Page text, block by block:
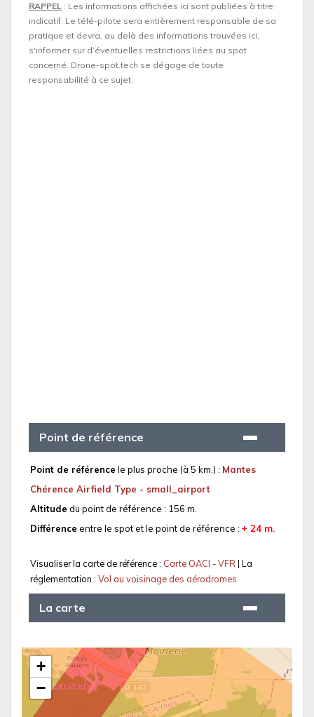
RAPPEL : Les informations affichées ici sont publiées à titre
indicatif. Le télé-pilote sera entièrement responsable de sa
pratique et devra, au delà des informations trouvées ici,
s'informer sur d’éventuelles restrictions liées au spot
concerné. Drone-spot.tech se dégage de toute
responsabilité à ce sujet.
Point de référence
Point de référence le plus proche (à 5 km.) : Mantes
Chérence Airfield Type - small_airport
Altitude du point de référence : 156 m.
Différence entre le spot et le point de référence : + 24 m.
Visualiser la carte de référence : Carte OACI - VFR| La
réglementation : Vol au voisinage des aérodromes
La carte